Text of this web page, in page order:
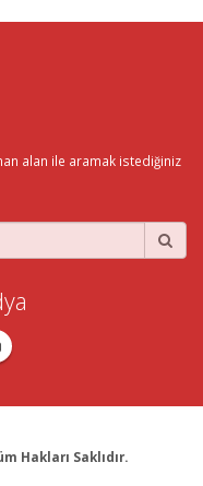
alan ile aramak istediğiniz
Hakları Saklıdır.